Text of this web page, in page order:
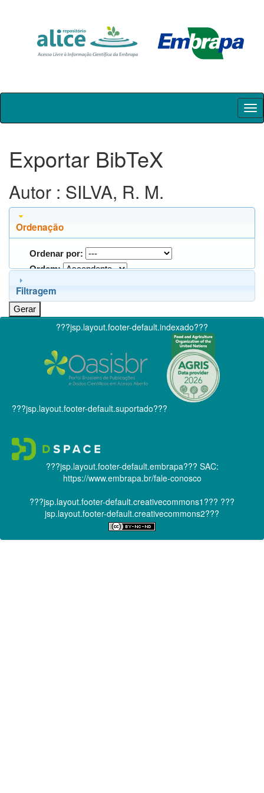
Skip
Exportar BibTeX
Autor : SILVA, R. M.
Ordenação
Ordenar por:
Ordem:
Filtragem
???jsp.layout.footer-default.indexado???
???jsp.layout.footer-default.suportado???
???jsp.layout.footer-default.embrapa??? SAC:
https://www.embrapa.br/fale-conosco
???jsp.layout.footer-default.creativecommons1??? ???
jsp.layout.footer-default.creativecommons2???